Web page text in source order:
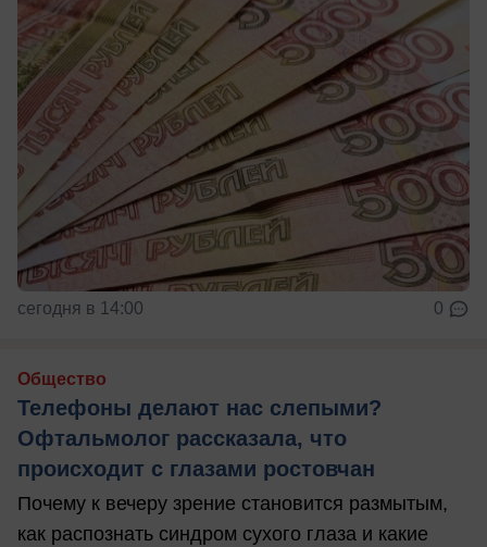
сегодня в 14:00 0
Общество
Телефоны делают нас слепыми?
Офтальмолог рассказала, что
происходит с глазами ростовчан
Почему к вечеру зрение становится размытым,
как распознать синдром сухого глаза и какие